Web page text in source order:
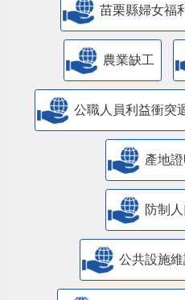
苗栗縣婦女福
農業缺工
公職人員利益衝突
產地
防制
公共設施